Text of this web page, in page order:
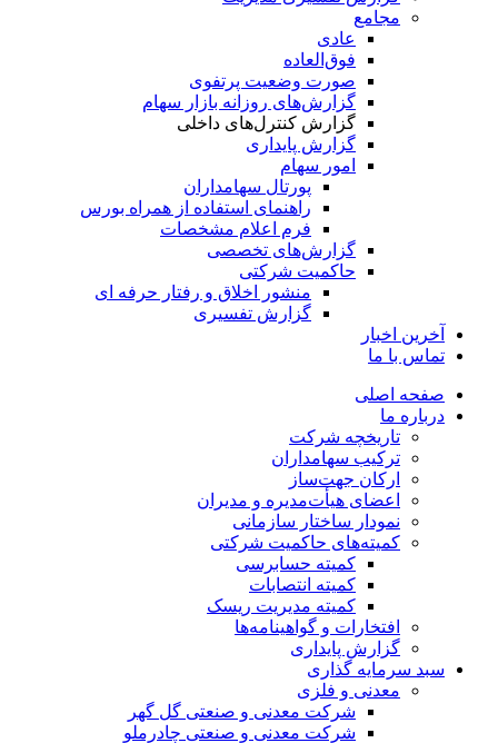
مجامع
عادی
فوق‌العاده
صورت وضعیت پرتفوی
گزارش‌های روزانه بازار سهام
گزارش کنترل‌های داخلی
گزارش پایداری
امور سهام
پورتال سهامداران
راهنمای استفاده از همراه بورس
فرم اعلام مشخصات
گزارش‌های تخصصی
حاکمیت شرکتی
منشور اخلاق و رفتار حرفه­ ای
گزارش تفسیری
آخرین اخبار
تماس با ما
صفحه اصلی
درباره ما
تاریخچه شرکت
ترکیب سهامداران
ارکان جهت‌ساز
اعضای هیأت‌مدیره و مدیران
نمودار ساختار سازمانی
کمیته‌های حاکمیت شرکتی
کمیته حسابرسی
کمیته انتصابات
کمیته مدیریت ریسک
افتخارات و گواهینامه‌ها
گزارش پایداری
سبد سرمایه گذاری
معدنی و فلزی
شرکت معدنی و صنعتی گل گهر
شرکت معدنی و صنعتی چادرملو